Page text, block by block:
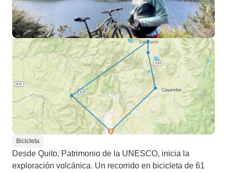
Bicicleta
Desde Quito, Patrimonio de la UNESCO, inicia la
exploración volcánica. Un recorrido en bicicleta de 61